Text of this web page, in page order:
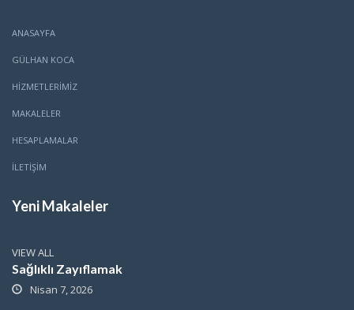
ANASAYFA
GÜLHAN KOCA
HİZMETLERİMİZ
MAKALELER
HESAPLAMALAR
İLETİŞİM
Yeni Makaleler
VIEW ALL
Sağlıklı Zayıflamak
Nisan 7, 2026